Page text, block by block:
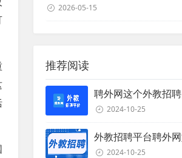
2026-05-15
推荐阅读
2024-10-25
2024-10-25